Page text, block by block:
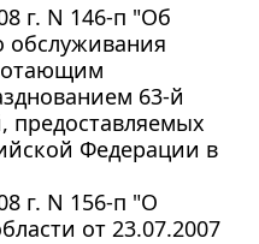
г. N 146-п "Об
обслуживания
63-й
предоставляемых
Федерации в
г. N 156-п "О
от 23.07.2007